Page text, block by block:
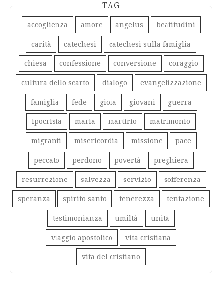
TAG
accoglienza amore angelus beatitudini
carità catechesi catechesi sulla famiglia
chiesa confessione conversione coraggio
cultura dello scarto dialogo evangelizzazione
famiglia fede gioia giovani guerra
ipocrisia maria martirio matrimonio
migranti misericordia missione pace
peccato perdono povertà preghiera
resurrezione salvezza servizio sofferenza
speranza spirito santo tenerezza tentazione
testimonianza umiltà unità
viaggio apostolico vita cristiana
vita del cristiano